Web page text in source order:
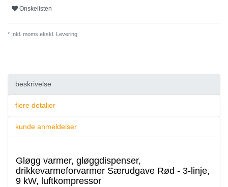
Onskelisten
* Inkl. moms ekskl. Levering
beskrivelse
flere detaljer
kunde anmeldelser
Gløgg varmer, gløggdispenser,
drikkevarmeforvarmer Særudgave Rød - 3-linje,
9 kW, luftkompressor